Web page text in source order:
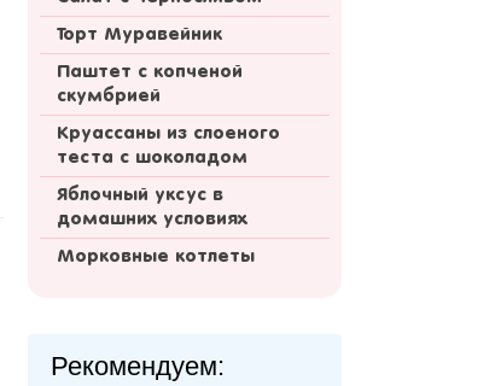
Торт Муравейник
Паштет с копченой
скумбрией
Круассаны из слоеного
теста с шоколадом
Яблочный уксус в
домашних условиях
Морковные котлеты
Рекомендуем: